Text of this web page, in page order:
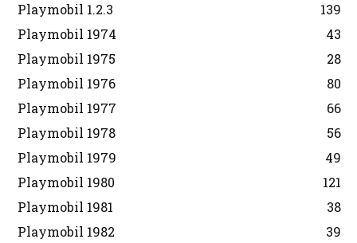
Playmobil 1.2.3
139
Playmobil 1974
43
Playmobil 1975
28
Playmobil 1976
80
Playmobil 1977
66
Playmobil 1978
56
Playmobil 1979
49
Playmobil 1980
121
Playmobil 1981
38
Playmobil 1982
39